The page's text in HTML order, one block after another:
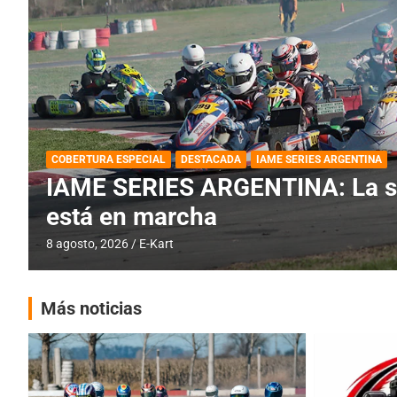
BREVES DESTACADA IAME SERIES ARGENTINA PRÓXIMA
IAME SERIES ARGENTINA:
fecha especial con Invitados
6 agosto, 2026 E-Kart
Más noticias